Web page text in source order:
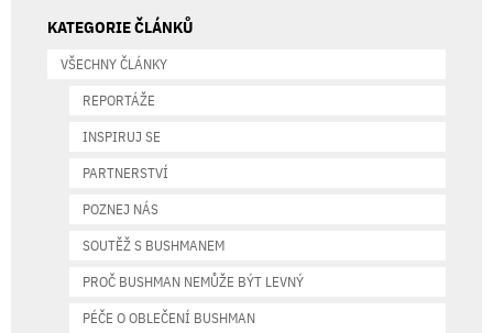
KATEGORIE ČLÁNKŮ
VŠECHNY ČLÁNKY
REPORTÁŽE
INSPIRUJ SE
PARTNERSTVÍ
POZNEJ NÁS
SOUTĚŽ S BUSHMANEM
PROČ BUSHMAN NEMŮŽE BÝT LEVNÝ
PÉČE O OBLEČENÍ BUSHMAN